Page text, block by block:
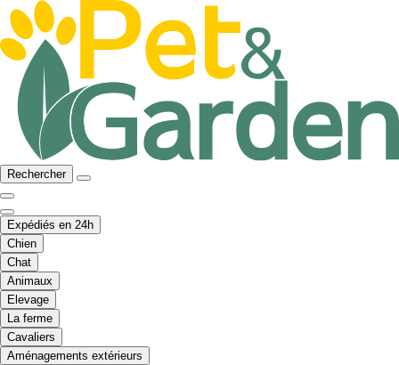
Rechercher
Expédiés en 24h
Chien
Chat
Animaux
Elevage
La ferme
Cavaliers
Aménagements extérieurs